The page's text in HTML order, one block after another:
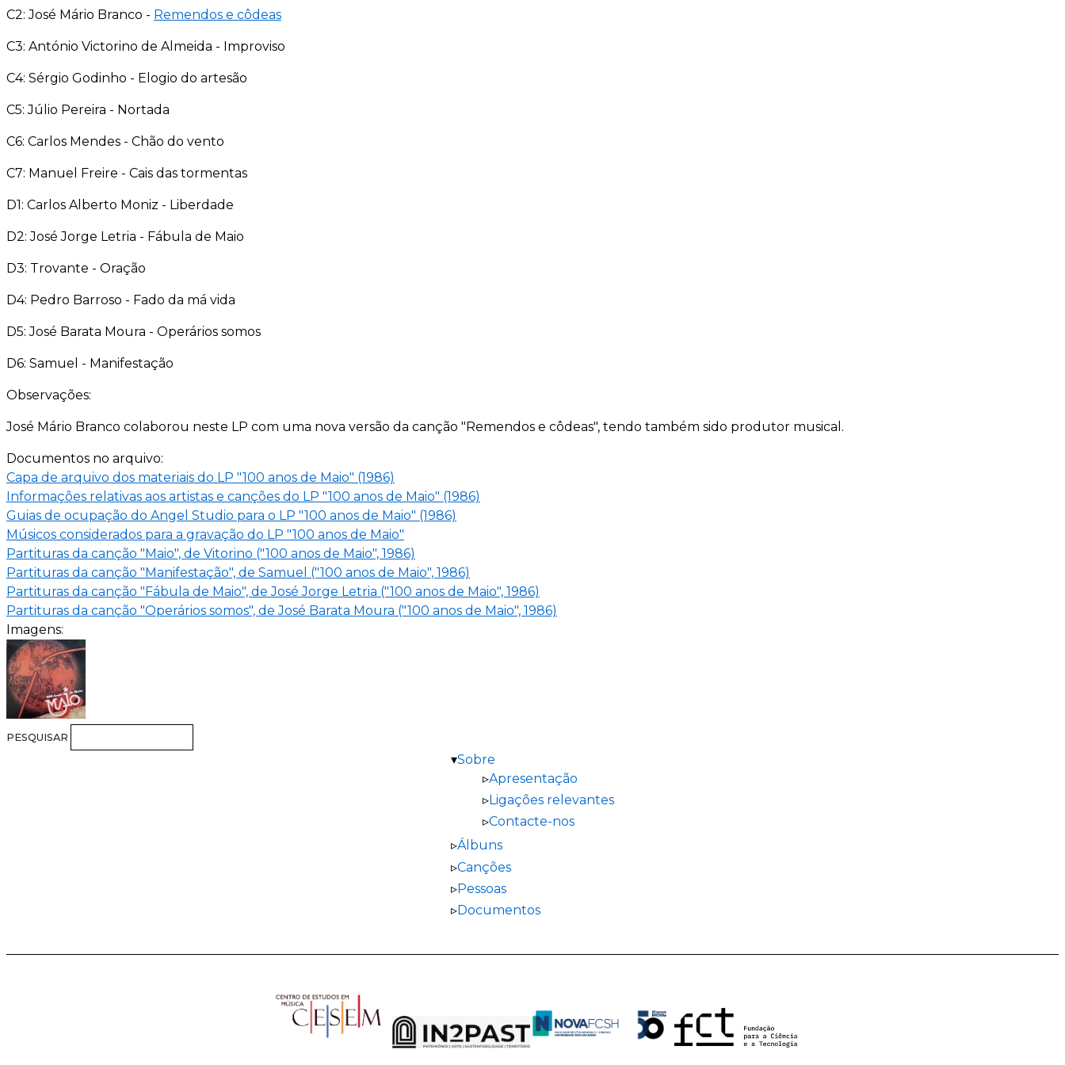
C2: José Mário Branco - Remendos e côdeas
C3: António Victorino de Almeida - Improviso
C4: Sérgio Godinho - Elogio do artesão
C5: Júlio Pereira - Nortada
C6: Carlos Mendes - Chão do vento
C7: Manuel Freire - Cais das tormentas
D1: Carlos Alberto Moniz - Liberdade
D2: José Jorge Letria - Fábula de Maio
D3: Trovante - Oração
D4: Pedro Barroso - Fado da má vida
D5: José Barata Moura - Operários somos
D6: Samuel - Manifestação
Observações:
José Mário Branco colaborou neste LP com uma nova versão da canção "Remendos e côdeas", tendo também sido produtor musical.
Documentos no arquivo:
Capa de arquivo dos materiais do LP "100 anos de Maio" (1986)
Informações relativas aos artistas e canções do LP "100 anos de Maio" (1986)
Guias de ocupação do Angel Studio para o LP "100 anos de Maio" (1986)
Músicos considerados para a gravação do LP "100 anos de Maio"
Partituras da canção "Maio", de Vitorino ("100 anos de Maio", 1986)
Partituras da canção "Manifestação", de Samuel ("100 anos de Maio", 1986)
Partituras da canção "Fábula de Maio", de José Jorge Letria ("100 anos de Maio", 1986)
Partituras da canção "Operários somos", de José Barata Moura ("100 anos de Maio", 1986)
Imagens:
PESQUISAR
Sobre
Apresentação
Ligações relevantes
Contacte-nos
Álbuns
Canções
Pessoas
Documentos